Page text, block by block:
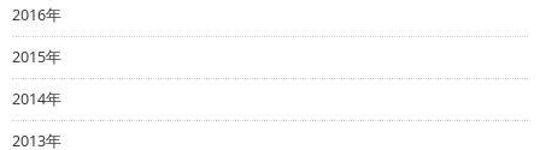
2016年
2015年
2014年
2013年